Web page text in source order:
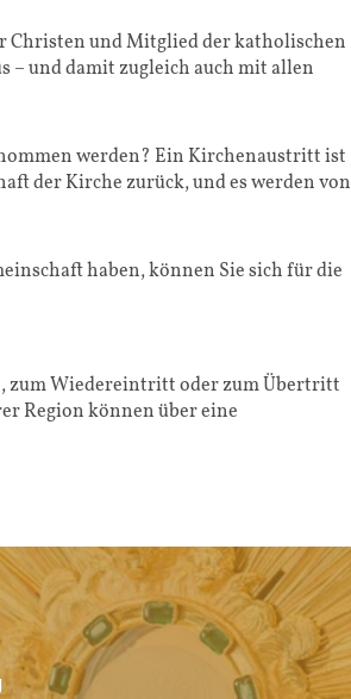
Christen und Mitglied der katholischen
– und damit zugleich auch mit allen
werden? Ein Kirchenaustritt ist
der Kirche zurück, und es werden von
haben, können Sie sich für die
zum Wiedereintritt oder zum Übertritt
Region können über eine